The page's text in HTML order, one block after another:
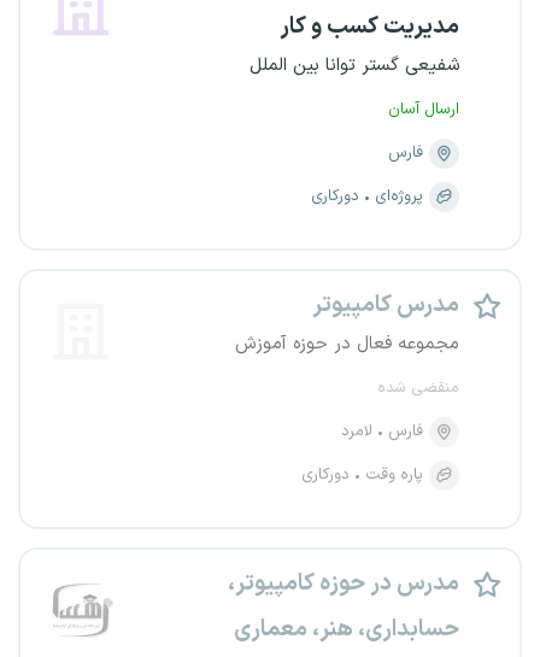
مدیریت کسب‌ و کار
شفیعی گستر توانا بین الملل
ارسال آسان
فارس
پروژه‌ای
دورکاری
مدرس کامپیوتر
مجموعه فعال در حوزه آموزش
منقضی شده
فارس
لامرد
پاره وقت
دورکاری
مدرس در حوزه کامپیوتر،
حسابداری، هنر، معماری